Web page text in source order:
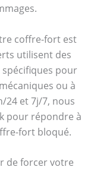
coffre-fort est
utilisent des
pour
ou à
24 et 7j/7, nous
pour répondre à
fort bloqué.
de forcer votre